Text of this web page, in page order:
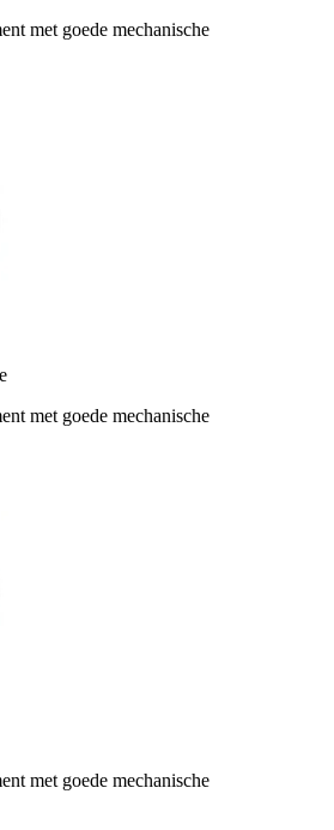
met goede mechanische
met goede mechanische
met goede mechanische